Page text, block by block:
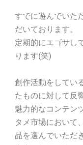
すでに遊んでいた
だいております。
定期的にエゴサし
ります(笑)
創作活動をしてい
たものに対して反
魅力的なコンテン
タメ市場において
品を選んでいただ